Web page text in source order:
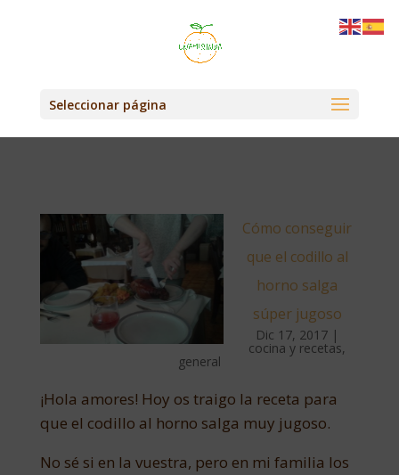
Seleccionar página
Cómo conseguir
que el codillo al
horno salga
súper jugoso
Dic 17, 2017 |
cocina y recetas,
general
¡Hola amores! Hoy os traigo la receta para
que el codillo al horno salga muy jugoso.
No sé si en la vuestra, pero en mi familia los